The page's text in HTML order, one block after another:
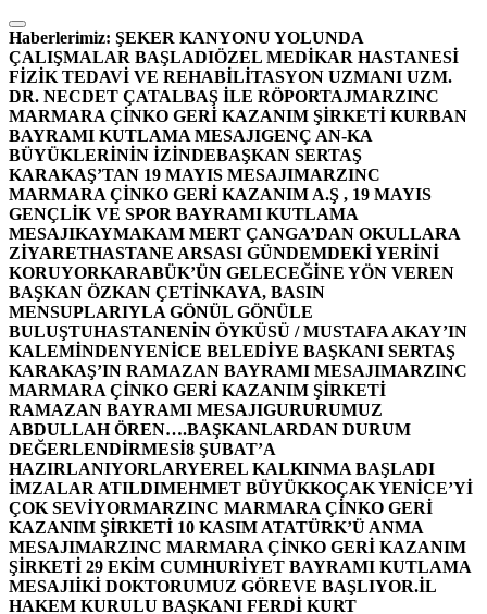
İçeriğe
atla
Haberlerimiz: ŞEKER KANYONU YOLUNDA
ÇALIŞMALAR BAŞLADIÖZEL MEDİKAR HASTANESİ
FİZİK TEDAVİ VE REHABİLİTASYON UZMANI UZM.
DR. NECDET ÇATALBAŞ İLE RÖPORTAJMARZINC
MARMARA ÇİNKO GERİ KAZANIM ŞİRKETİ KURBAN
BAYRAMI KUTLAMA MESAJIGENÇ AN-KA
BÜYÜKLERİNİN İZİNDEBAŞKAN SERTAŞ
KARAKAŞ’TAN 19 MAYIS MESAJIMARZINC
MARMARA ÇİNKO GERİ KAZANIM A.Ş , 19 MAYIS
GENÇLİK VE SPOR BAYRAMI KUTLAMA
MESAJIKAYMAKAM MERT ÇANGA’DAN OKULLARA
ZİYARETHASTANE ARSASI GÜNDEMDEKİ YERİNİ
KORUYORKARABÜK’ÜN GELECEĞİNE YÖN VEREN
BAŞKAN ÖZKAN ÇETİNKAYA, BASIN
MENSUPLARIYLA GÖNÜL GÖNÜLE
BULUŞTUHASTANENİN ÖYKÜSÜ / MUSTAFA AKAY’IN
KALEMİNDENYENİCE BELEDİYE BAŞKANI SERTAŞ
KARAKAŞ’IN RAMAZAN BAYRAMI MESAJIMARZINC
MARMARA ÇİNKO GERİ KAZANIM ŞİRKETİ
RAMAZAN BAYRAMI MESAJIGURURUMUZ
ABDULLAH ÖREN….BAŞKANLARDAN DURUM
DEĞERLENDİRMESİ8 ŞUBAT’A
HAZIRLANIYORLARYEREL KALKINMA BAŞLADI
İMZALAR ATILDIMEHMET BÜYÜKKOÇAK YENİCE’Yİ
ÇOK SEVİYORMARZINC MARMARA ÇİNKO GERİ
KAZANIM ŞİRKETİ 10 KASIM ATATÜRK’Ü ANMA
MESAJIMARZINC MARMARA ÇİNKO GERİ KAZANIM
ŞİRKETİ 29 EKİM CUMHURİYET BAYRAMI KUTLAMA
MESAJIİKİ DOKTORUMUZ GÖREVE BAŞLIYOR.İL
HAKEM KURULU BAŞKANI FERDİ KURT